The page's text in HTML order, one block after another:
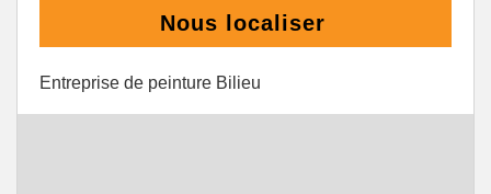
Nous localiser
Entreprise de peinture Bilieu